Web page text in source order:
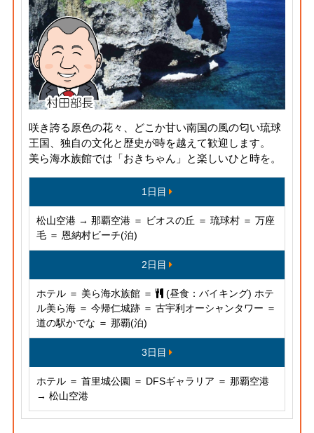
咲き誇る原色の花々、どこか甘い南国の風の匂い琉球
王国、独自の文化と歴史が時を越えて歓迎します。
美ら海水族館では「おきちゃん」と楽しいひと時を。
1日目
松山空港 → 那覇空港 ＝ ビオスの丘 ＝ 琉球村 ＝ 万座
毛 ＝ 恩納村ビーチ(泊)
2日目
ホテル ＝ 美ら海水族館 ＝
(昼食：バイキング) ホテ
ル美ら海 ＝ 今帰仁城跡 ＝ 古宇利オーシャンタワー ＝
道の駅かでな ＝ 那覇(泊)
3日目
ホテル ＝ 首里城公園 ＝ DFSギャラリア ＝ 那覇空港
→ 松山空港